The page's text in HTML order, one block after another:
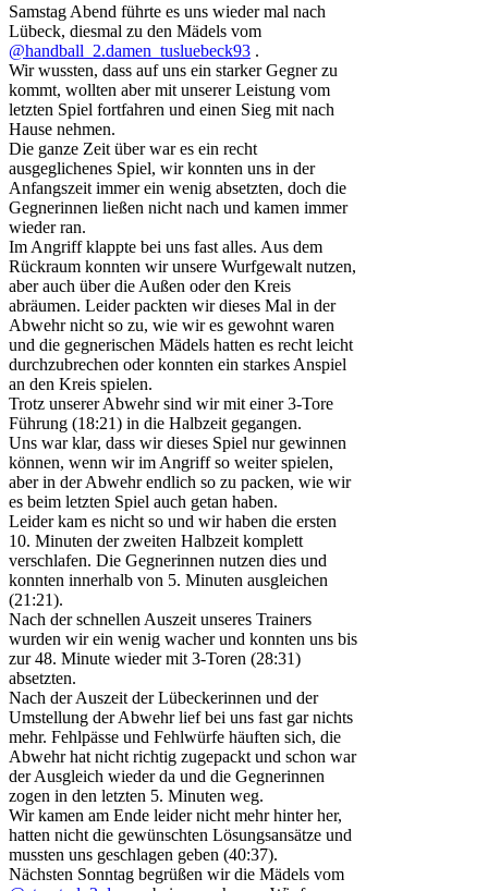
Samstag Abend führte es uns wieder mal nach
Lübeck, diesmal zu den Mädels vom
@handball_2.damen_tusluebeck93 .
Wir wussten, dass auf uns ein starker Gegner zu
kommt, wollten aber mit unserer Leistung vom
letzten Spiel fortfahren und einen Sieg mit nach
Hause nehmen.
Die ganze Zeit über war es ein recht
ausgeglichenes Spiel, wir konnten uns in der
Anfangszeit immer ein wenig absetzten, doch die
Gegnerinnen ließen nicht nach und kamen immer
wieder ran.
Im Angriff klappte bei uns fast alles. Aus dem
Rückraum konnten wir unsere Wurfgewalt nutzen,
aber auch über die Außen oder den Kreis
abräumen. Leider packten wir dieses Mal in der
Abwehr nicht so zu, wie wir es gewohnt waren
und die gegnerischen Mädels hatten es recht leicht
durchzubrechen oder konnten ein starkes Anspiel
an den Kreis spielen.
Trotz unserer Abwehr sind wir mit einer 3-Tore
Führung (18:21) in die Halbzeit gegangen.
Uns war klar, dass wir dieses Spiel nur gewinnen
können, wenn wir im Angriff so weiter spielen,
aber in der Abwehr endlich so zu packen, wie wir
es beim letzten Spiel auch getan haben.
Leider kam es nicht so und wir haben die ersten
10. Minuten der zweiten Halbzeit komplett
verschlafen. Die Gegnerinnen nutzen dies und
konnten innerhalb von 5. Minuten ausgleichen
(21:21).
Nach der schnellen Auszeit unseres Trainers
wurden wir ein wenig wacher und konnten uns bis
zur 48. Minute wieder mit 3-Toren (28:31)
absetzten.
Nach der Auszeit der Lübeckerinnen und der
Umstellung der Abwehr lief bei uns fast gar nichts
mehr. Fehlpässe und Fehlwürfe häuften sich, die
Abwehr hat nicht richtig zugepackt und schon war
der Ausgleich wieder da und die Gegnerinnen
zogen in den letzten 5. Minuten weg.
Wir kamen am Ende leider nicht mehr hinter her,
hatten nicht die gewünschten Lösungsansätze und
mussten uns geschlagen geben (40:37).
Nächsten Sonntag begrüßen wir die Mädels vom